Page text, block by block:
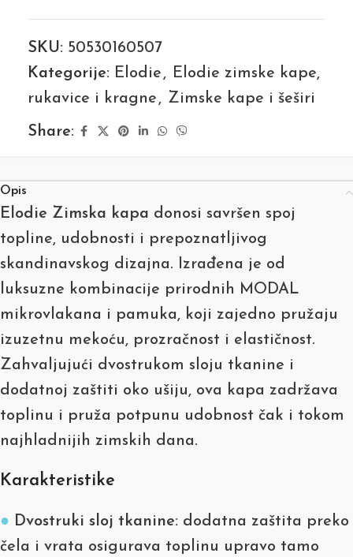
SKU: 50530160507
Kategorije: Elodie , Elodie zimske kape,
rukavice i kragne , Zimske kape i šeširi
Share:
Opis
Elodie Zimska kapa donosi savršen spoj
topline, udobnosti i prepoznatljivog
skandinavskog dizajna. Izrađena je od
luksuzne kombinacije prirodnih MODAL
mikrovlakana i pamuka, koji zajedno pružaju
izuzetnu mekoću, prozračnost i elastičnost.
Zahvaljujući dvostrukom sloju tkanine i
dodatnoj zaštiti oko ušiju, ova kapa zadržava
toplinu i pruža potpunu udobnost čak i tokom
najhladnijih zimskih dana.
Karakteristike
● Dvostruki sloj tkanine: dodatna zaštita preko
čela i vrata osigurava toplinu upravo tamo